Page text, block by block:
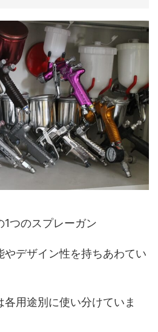
つのスプレーガン
デザイン性を持ちあわてい
用途別に使い分けていま